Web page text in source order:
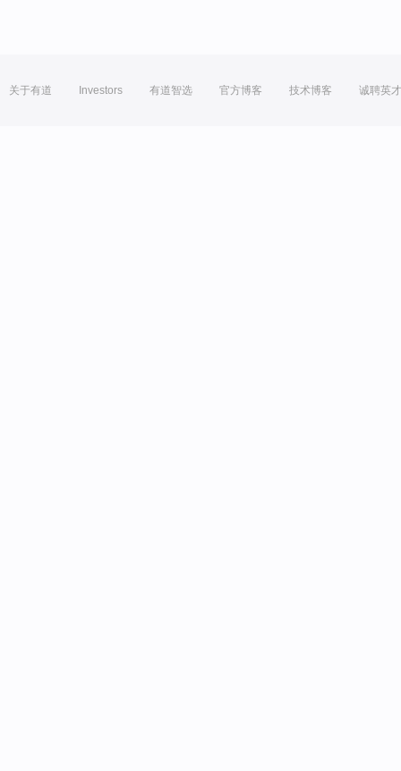
关于有道 Investors 有道智选 官方博客 技术博客 诚聘英才